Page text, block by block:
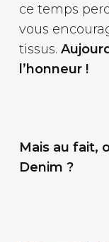
ce temps
vous
tissus.
l’honneur !
Mais au fait,
Denim ?